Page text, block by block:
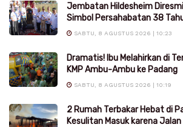
Jembatan Hildesheim
Simbol Persahabatan 38
SABTU, 8 AGUSTUS 2026 | 10:23
Dramatis! Ibu Melahirkan di
KMP Ambu-Ambu ke Padang
SABTU, 8 AGUSTUS 2026 | 10:19
2 Rumah Terbakar Hebat di
Kesulitan Masuk karena